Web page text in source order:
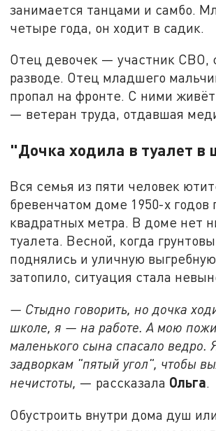
занимается танцами и самбо.
четыре года, он ходит в садик.
Отец девочек — участник СВО,
разводе. Отец младшего
пропал на фронте. С ними
— ветеран труда, отдавшая
"Дочка ходила в туалет в
Вся семья из пяти человек
бревенчатом доме 1950-х
квадратных метра. В доме нет
туалета. Весной, когда
поднялись и уличную
затопило, ситуация стала
— Стыдно говорить, но дочка
школе, я — на работе. А мою
маленького сына спасало ведро.
задворкам "пятый угол", чтобы
нечистоты, — рассказала Ольга.
Обустроить внутри дома душ